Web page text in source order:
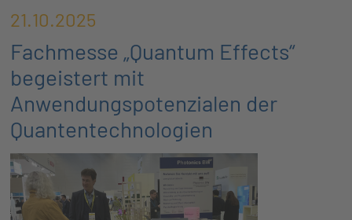
21.10.2025
Fachmesse „Quantum Effects“
begeistert mit
Anwendungspotenzialen der
Quantentechnologien